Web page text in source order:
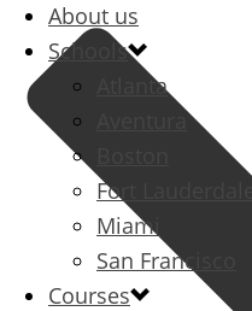
About us
Schools
Atlanta
Aventura
Fort Lauderdale
Miami
San Francisco
Courses